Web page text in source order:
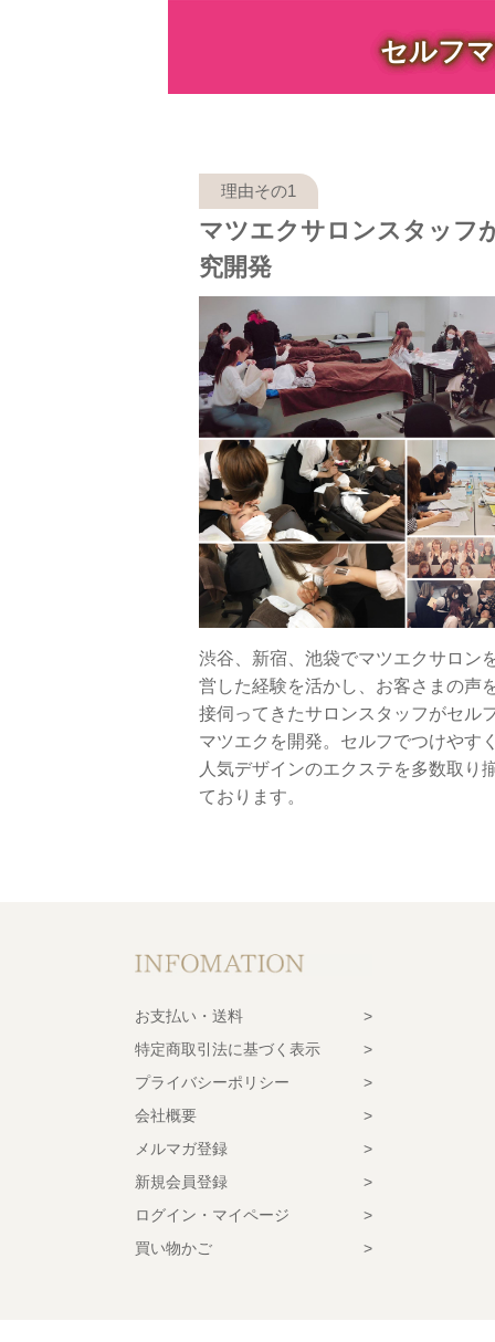
セルフ
マツエクサロンスタッフ
究開発
渋谷、新宿、池袋でマツエクサロン
営した経験を活かし、お客さまの声
接伺ってきたサロンスタッフがセル
マツエクを開発。セルフでつけやす
人気デザインのエクステを多数取り
ております。
お支払い・送料
特定商取引法に基づく表示
プライバシーポリシー
会社概要
メルマガ登録
新規会員登録
ログイン・マイページ
買い物かご